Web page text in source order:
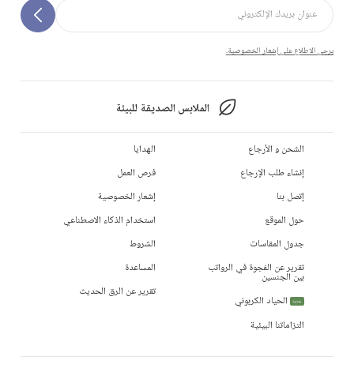
يرجى الاطلاع على إشعار الخصوصية.
الملابس الصديقة للبيئة
الشحن و الأرجاع
إنشاء طلب الإرجاع
إتصل بنا
حول الموقع
جدول المقاسات
تقرير عن الفجوة في الرواتب
بين الجنسين
جديد
الحياد الكربوني
التزاماتنا البيئية
الهدايا
فرص العمل
إشعار الخصوصية
استخدام الذكاء الاصطناعي
الشروط
المساعدة
تقرير عن الرق الحديث